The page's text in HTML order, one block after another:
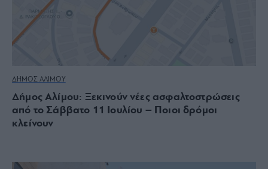
ΔΗΜΟΣ ΑΛΙΜΟΥ
Δήμος Αλίμου: Ξεκινούν νέες ασφαλτοστρώσεις
από το Σάββατο 11 Ιουλίου – Ποιοι δρόμοι
κλείνουν